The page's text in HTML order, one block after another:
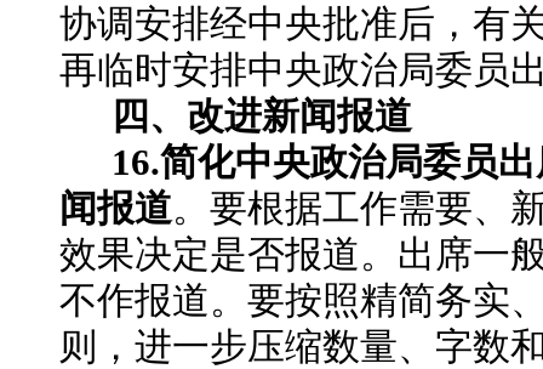
协调安排经中央批准后，有
再临时安排中央政治局委员
四、改进新闻报道
16.简化中央政治局委员
闻报道。要根据工作需要、
效果决定是否报道。出席一
不作报道。要按照精简务实
则，进一步压缩数量、字数